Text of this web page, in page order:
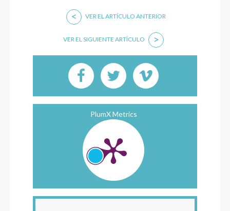
< VER EL ARTÍCULO ANTERIOR
VER EL SIGUIENTE ARTÍCULO >
PlumX Metrics